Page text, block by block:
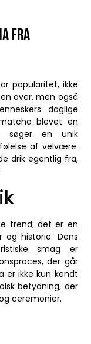
fra
popularitet, ikke
over, men også
daglige
blevet en
søger en unik
af velvære.
drik egentlig fra,
trend; det er en
og historie. Dens
smag er
der går
er ikke kun kendt
betydning, der
ceremonier.